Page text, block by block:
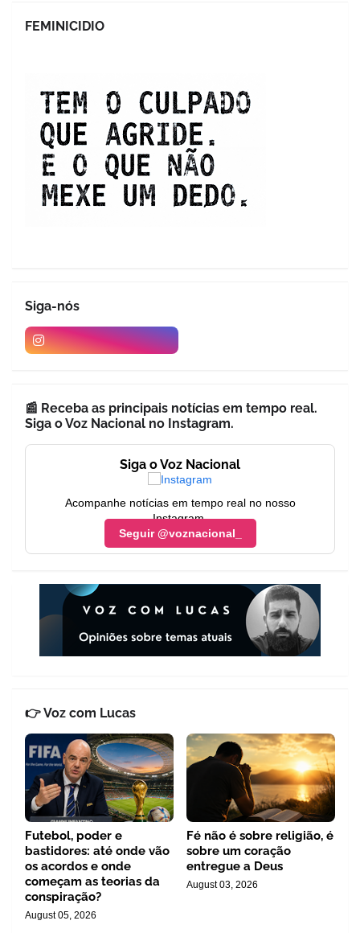
FEMINICIDIO
Siga-nós
📰 Receba as principais notícias em tempo real.
Siga o Voz Nacional no Instagram.
Siga o Voz Nacional
Acompanhe notícias em tempo real no nosso
Instagram.
Seguir @voznacional_
👉 Voz com Lucas
Futebol, poder e
bastidores: até onde vão
os acordos e onde
começam as teorias da
conspiração?
August 05, 2026
Fé não é sobre religião, é
sobre um coração
entregue a Deus
August 03, 2026